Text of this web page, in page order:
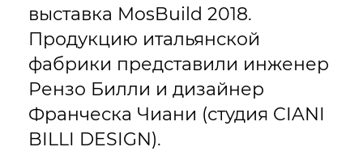
выставка MosBuild 2018.
Продукцию итальянской
фабрики представили инженер
Рензо Билли и дизайнер
Франческа Чиани (студия CIANI
BILLI DESIGN).